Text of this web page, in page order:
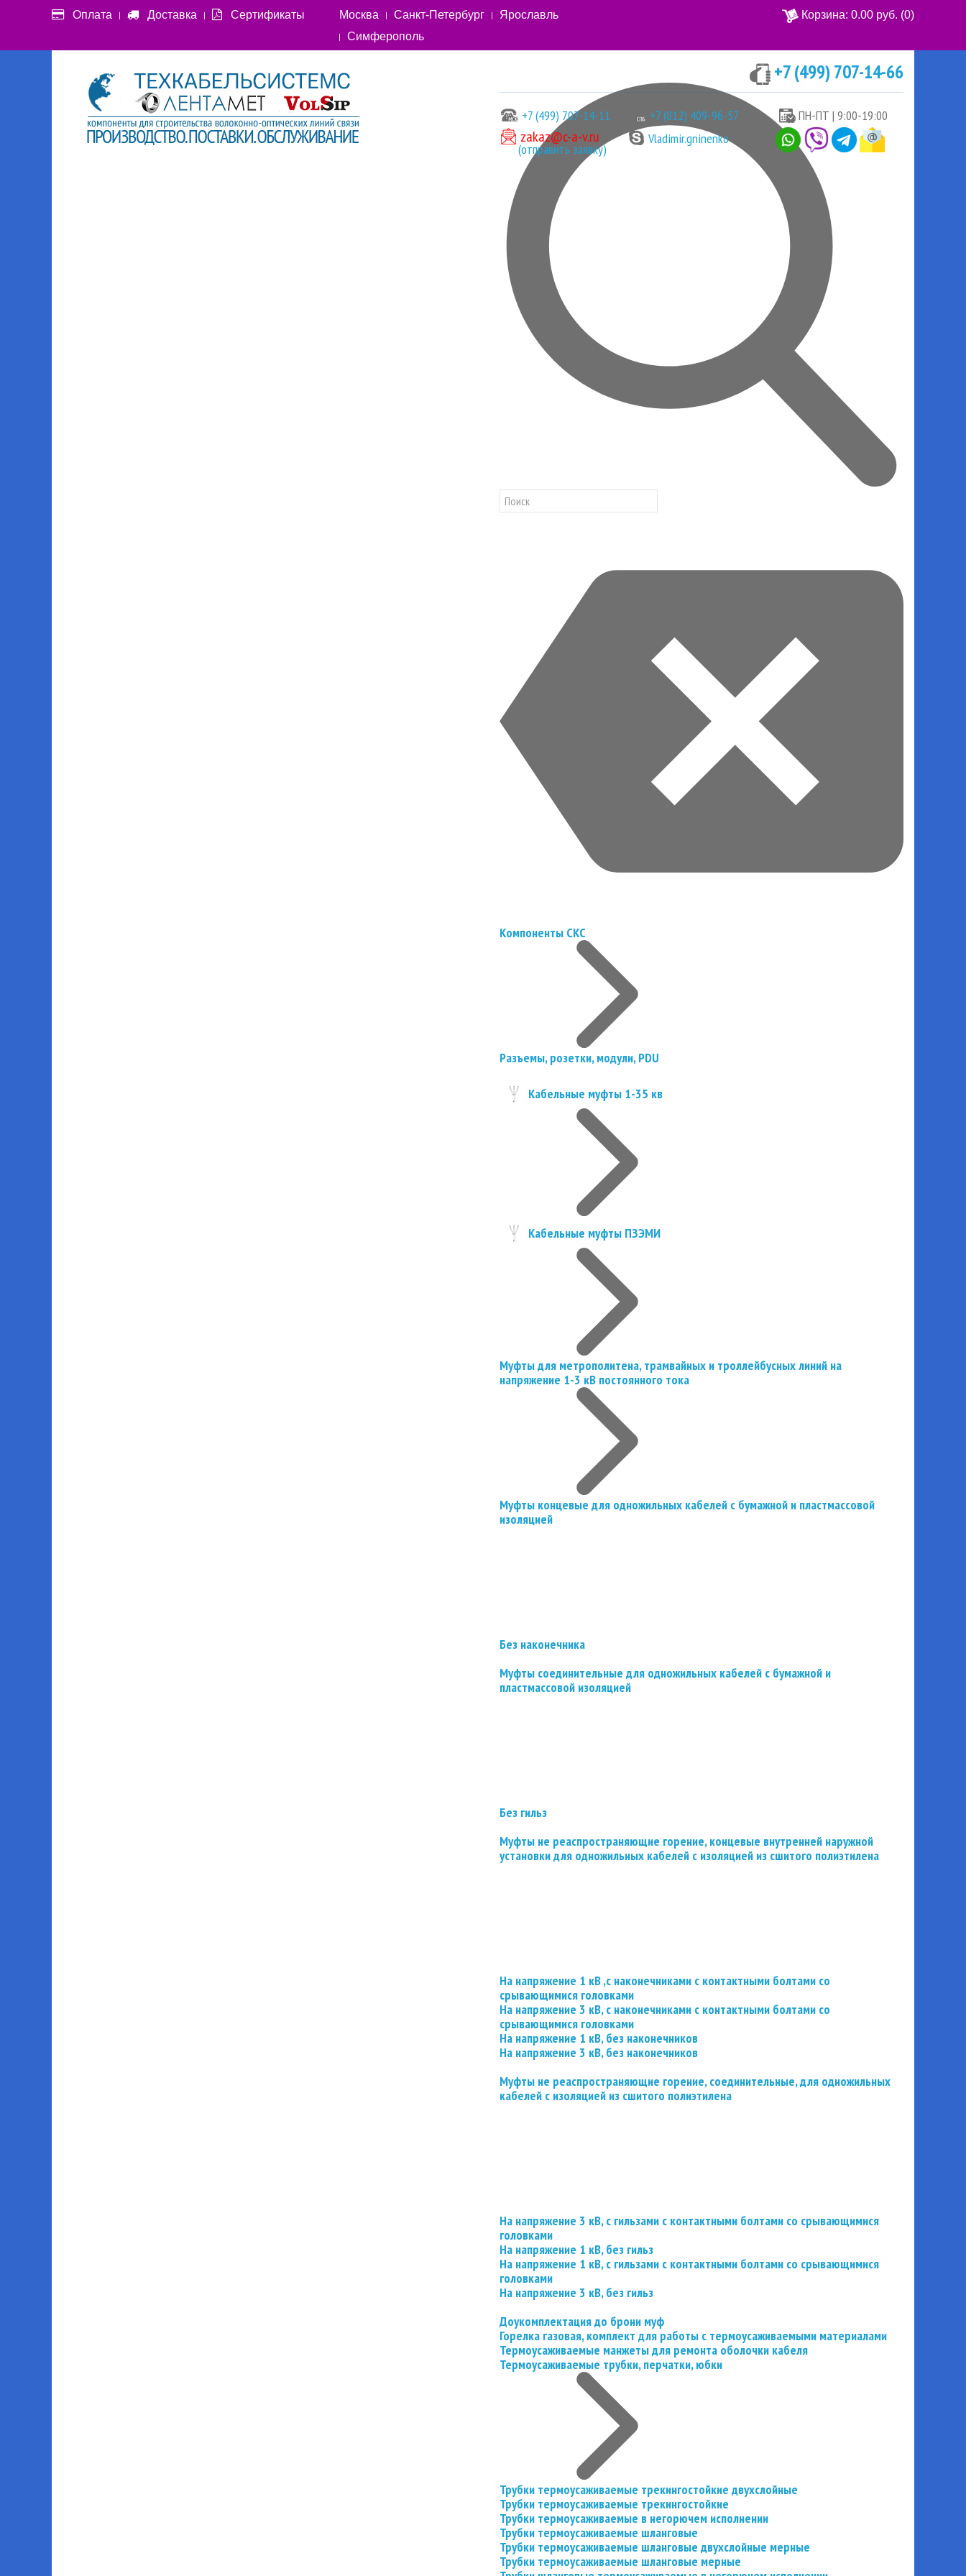
Оплата Доставка Сертификаты Москва Санкт-Петербург
Ярославль
Симферополь
Корзина: 0.00 руб. (0)
+7 (499) 707-14-66
+7 (499) 707-14-11 +7 (812) 409-96-57 ПН-ПТ | 9:00-19:00
zakaz@c-a-v.ru
(отправить заявку)
Vladimir.gninenko
Компоненты СКС
Разъемы, розетки, модули, PDU
Кабельные муфты 1-35 кв
Кабельные муфты ПЗЭМИ
Муфты для метрополитена, трамвайных и троллейбусных линий на
напряжение 1-3 кВ постоянного тока
Муфты концевые для одножильных кабелей с бумажной и пластмассовой
изоляцией
Без наконечника
Муфты соединительные для одножильных кабелей с бумажной и
пластмассовой изоляцией
Без гильз
Муфты не реаспространяющие горение, концевые внутренней наружной
установки для одножильных кабелей с изоляцией из сшитого полиэтилена
На напряжение 1 кВ ,с наконечниками с контактными болтами со
срывающимися головками
На напряжение 3 кВ, с наконечниками с контактными болтами со
срывающимися головками
На напряжение 1 кВ, без наконечников
На напряжение 3 кВ, без наконечников
Муфты не реаспространяющие горение, соединительные, для одножильных
кабелей с изоляцией из сшитого полиэтилена
На напряжение 3 кВ, с гильзами с контактными болтами со срывающимися
головками
На напряжение 1 кВ, без гильз
На напряжение 1 кВ, с гильзами с контактными болтами со срывающимися
головками
На напряжение 3 кВ, без гильз
Доукомплектация до брони муф
Горелка газовая, комплект для работы с термоусаживаемыми материалами
Термоусаживаемые манжеты для ремонта оболочки кабеля
Термоусаживаемые трубки, перчатки, юбки
Трубки термоусаживаемые трекингостойкие двухслойные
Трубки термоусаживаемые трекингостойкие
Трубки термоусаживаемые в негорючем исполнении
Трубки термоусаживаемые шланговые
Трубки термоусаживаемые шланговые двухслойные мерные
Трубки термоусаживаемые шланговые мерные